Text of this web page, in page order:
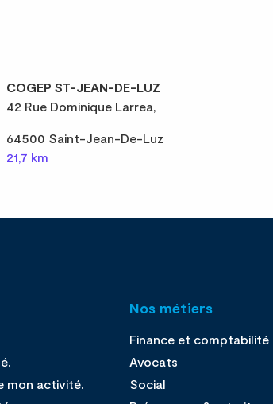
COGEP ST-JEAN-DE-LUZ
42 Rue Dominique Larrea,
64500 Saint-Jean-De-Luz
21,7 km
mon activité.
Nos métiers
Finance et comptabilité
Avocats
Social